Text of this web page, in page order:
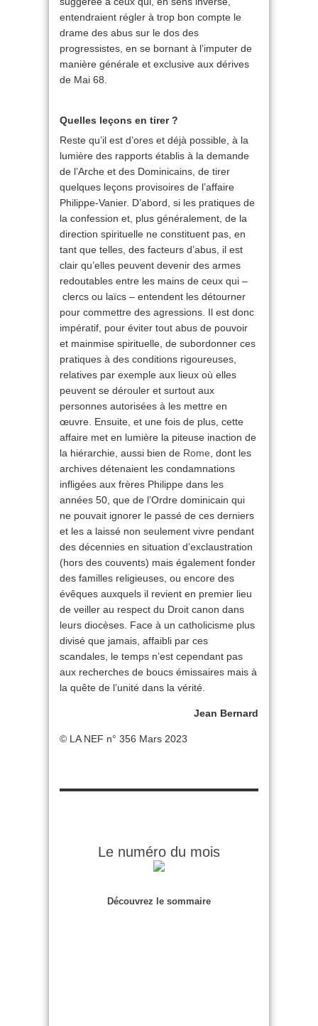
entendraient régler à trop bon compte le
drame des abus sur le dos des
progressistes, en se bornant à l’imputer de
manière générale et exclusive aux dérives
de Mai 68.
Quelles leçons en tirer ?
Reste qu’il est d’ores et déjà possible, à la
lumière des rapports établis à la demande
de l’Arche et des Dominicains, de tirer
quelques leçons provisoires de l’affaire
Philippe-Vanier. D’abord, si les pratiques de
la confession et, plus généralement, de la
direction spirituelle ne constituent pas, en
tant que telles, des facteurs d’abus, il est
clair qu’elles peuvent devenir des armes
redoutables entre les mains de ceux qui –
clercs ou laïcs – entendent les détourner
pour commettre des agressions. Il est donc
impératif, pour éviter tout abus de pouvoir
et mainmise spirituelle, de subordonner ces
pratiques à des conditions rigoureuses,
relatives par exemple aux lieux où elles
peuvent se dérouler et surtout aux
personnes autorisées à les mettre en
œuvre. Ensuite, et une fois de plus, cette
affaire met en lumière la piteuse inaction de
la hiérarchie, aussi bien de Rome , dont les
archives détenaient les condamnations
infligées aux frères Philippe dans les
années 50, que de l’Ordre dominicain qui
ne pouvait ignorer le passé de ces derniers
et les a laissé non seulement vivre pendant
des décennies en situation d’exclaustration
(hors des couvents) mais également fonder
des familles religieuses, ou encore des
évêques auxquels il revient en premier lieu
de veiller au respect du Droit canon dans
leurs diocèses. Face à un catholicisme plus
divisé que jamais, affaibli par ces
scandales, le temps n’est cependant pas
aux recherches de boucs émissaires mais à
la quête de l’unité dans la vérité.
Jean Bernard
© LA NEF n° 356 Mars 2023
Le numéro du mois
Découvrez le sommaire